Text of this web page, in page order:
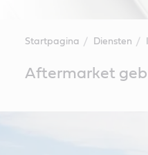
Startpagina Diensten
ContentAftermarket